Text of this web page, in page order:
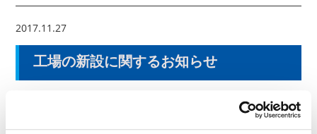
2017.11.27
工場の新設に関するお知らせ
↓